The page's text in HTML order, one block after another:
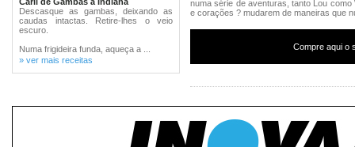
Descasque as gambas, deixando as
caudas intactas. Retire-lhes o veio
escuro.
Numa frigideira funda, aqueça a ...
» ver mais receitas
numa série de aventuras, tanto Lou
e corações ? mudarem de maneiras que
Compre aqui o